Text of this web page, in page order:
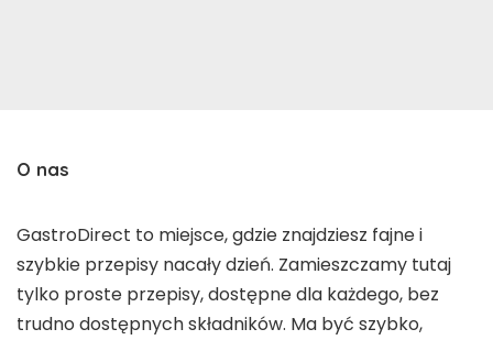
O nas
GastroDirect to miejsce, gdzie znajdziesz fajne i
szybkie przepisy nacały dzień. Zamieszczamy tutaj
tylko proste przepisy, dostępne dla każdego, bez
trudno dostępnych składników. Ma być szybko,